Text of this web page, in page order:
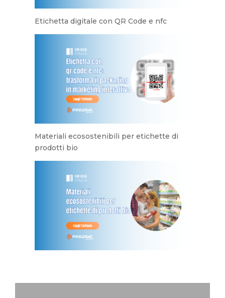
Etichetta digitale con QR Code e nfc
Materiali ecosostenibili per etichette di
prodotti bio